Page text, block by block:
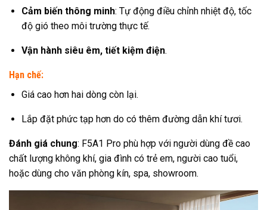
Cảm biến thông minh: Tự động điều chỉnh nhiệt độ, tốc
độ gió theo môi trường thực tế.
Vận hành siêu êm, tiết kiệm điện.
Hạn chế:
Giá cao hơn hai dòng còn lại.
Lắp đặt phức tạp hơn do có thêm đường dẫn khí tươi.
Đánh giá chung: F5A1 Pro phù hợp với người dùng đề cao
chất lượng không khí, gia đình có trẻ em, người cao tuổi,
hoặc dùng cho văn phòng kín, spa, showroom.